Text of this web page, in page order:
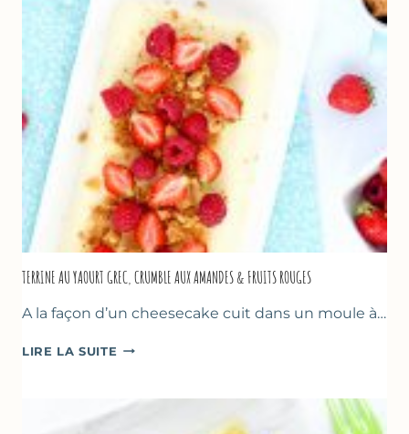
TERRINE AU YAOURT GREC, CRUMBLE AUX AMANDES & FRUITS ROUGES
A la façon d’un cheesecake cuit dans un moule à…
LIRE LA SUITE TERRINE
GREC,